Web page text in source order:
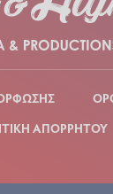
ΑΠΟΡΡΗΤΟΥ